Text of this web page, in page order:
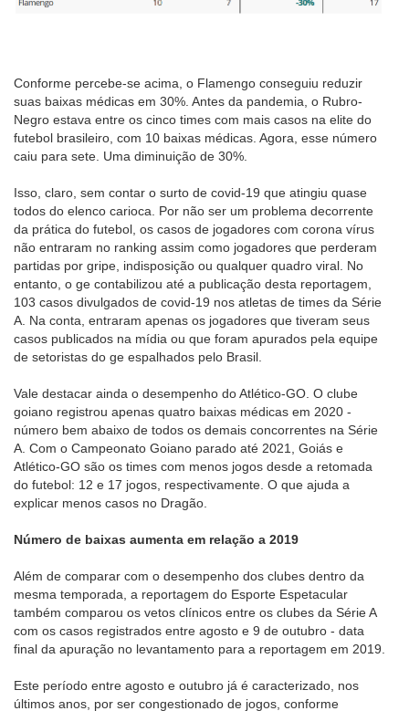
Conforme percebe-se acima, o Flamengo conseguiu reduzir
suas baixas médicas em 30%. Antes da pandemia, o Rubro-
Negro estava entre os cinco times com mais casos na elite do
futebol brasileiro, com 10 baixas médicas. Agora, esse número
caiu para sete. Uma diminuição de 30%.
Isso, claro, sem contar o surto de covid-19 que atingiu quase
todos do elenco carioca. Por não ser um problema decorrente
da prática do futebol, os casos de jogadores com corona vírus
não entraram no ranking assim como jogadores que perderam
partidas por gripe, indisposição ou qualquer quadro viral. No
entanto, o ge contabilizou até a publicação desta reportagem,
103 casos divulgados de covid-19 nos atletas de times da Série
A. Na conta, entraram apenas os jogadores que tiveram seus
casos publicados na mídia ou que foram apurados pela equipe
de setoristas do ge espalhados pelo Brasil.
Vale destacar ainda o desempenho do Atlético-GO. O clube
goiano registrou apenas quatro baixas médicas em 2020 -
número bem abaixo de todos os demais concorrentes na Série
A. Com o Campeonato Goiano parado até 2021, Goiás e
Atlético-GO são os times com menos jogos desde a retomada
do futebol: 12 e 17 jogos, respectivamente. O que ajuda a
explicar menos casos no Dragão.
Número de baixas aumenta em relação a 2019
Além de comparar com o desempenho dos clubes dentro da
mesma temporada, a reportagem do Esporte Espetacular
também comparou os vetos clínicos entre os clubes da Série A
com os casos registrados entre agosto e 9 de outubro - data
final da apuração no levantamento para a reportagem em 2019.
Este período entre agosto e outubro já é caracterizado, nos
últimos anos, por ser congestionado de jogos, conforme